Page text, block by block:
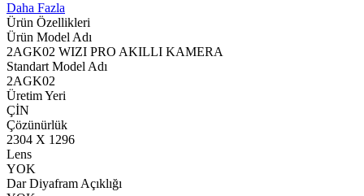
Daha Fazla
Ürün Özellikleri
Ürün Model Adı
2AGK02 WIZI PRO AKILLI KAMERA
Standart Model Adı
2AGK02
Üretim Yeri
ÇİN
Çözünürlük
2304 X 1296
Lens
YOK
Dar Diyafram Açıklığı